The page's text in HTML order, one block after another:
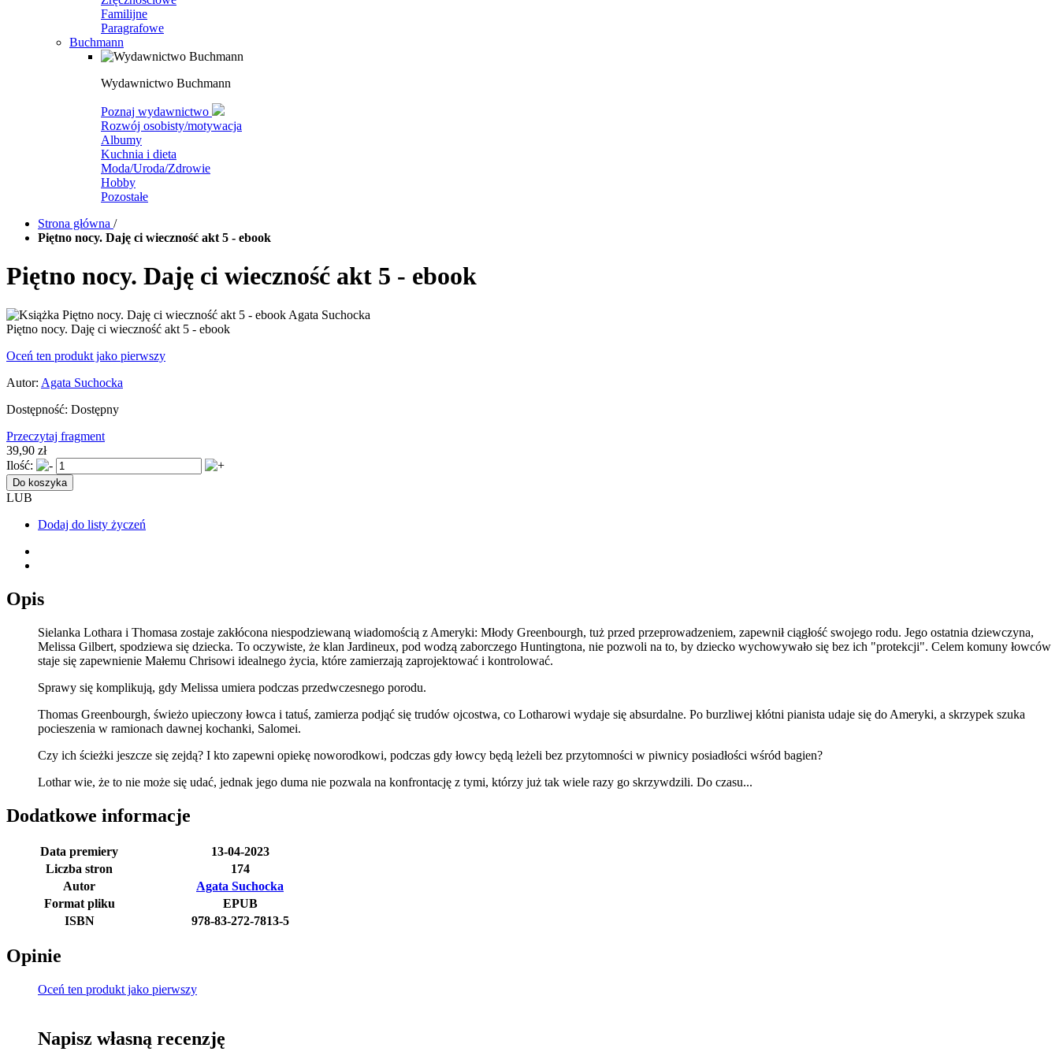
Familijne
Paragrafowe
Buchmann
Wydawnictwo Buchmann
Poznaj wydawnictwo
Rozwój osobisty/motywacja
Albumy
Kuchnia i dieta
Moda/Uroda/Zdrowie
Hobby
Pozostałe
Strona główna /
Piętno nocy. Daję ci wieczność akt 5 - ebook
Piętno nocy. Daję ci wieczność akt 5 - ebook
Piętno nocy. Daję ci wieczność akt 5 - ebook
Oceń ten produkt jako pierwszy
Autor: Agata Suchocka
Dostępność: Dostępny
Przeczytaj fragment
39,90 zł
Ilość:
Do koszyka
LUB
Dodaj do listy życzeń
Opis
Sielanka Lothara i Thomasa zostaje zakłócona niespodziewaną wiadomością z Ameryki: Młody Greenbourgh, tuż przed przeprowadzeniem, zapewnił ciągłość swojego rodu. Jego ostatnia dziewczyna,
Melissa Gilbert, spodziewa się dziecka. To oczywiste, że klan Jardineux, pod wodzą zaborczego Huntingtona, nie pozwoli na to, by dziecko wychowywało się bez ich "protekcji". Celem komuny łowców
staje się zapewnienie Małemu Chrisowi idealnego życia, które zamierzają zaprojektować i kontrolować.
Sprawy się komplikują, gdy Melissa umiera podczas przedwczesnego porodu.
Thomas Greenbourgh, świeżo upieczony łowca i tatuś, zamierza podjąć się trudów ojcostwa, co Lotharowi wydaje się absurdalne. Po burzliwej kłótni pianista udaje się do Ameryki, a skrzypek szuka
pocieszenia w ramionach dawnej kochanki, Salomei.
Czy ich ścieżki jeszcze się zejdą? I kto zapewni opiekę noworodkowi, podczas gdy łowcy będą leżeli bez przytomności w piwnicy posiadłości wśród bagien?
Lothar wie, że to nie może się udać, jednak jego duma nie pozwala na konfrontację z tymi, którzy już tak wiele razy go skrzywdzili. Do czasu...
Dodatkowe informacje
Data premiery
13-04-2023
Liczba stron
174
Autor
Agata Suchocka
Format pliku
EPUB
ISBN
978-83-272-7813-5
Opinie
Oceń ten produkt jako pierwszy
Napisz własną recenzję